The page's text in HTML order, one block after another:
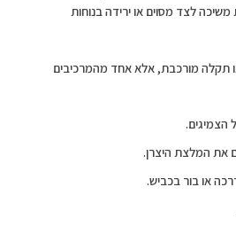
לצד מסוים או ירידה בנוחות
תקלה מורכבת, אלא אחד מהמרכיבים
הצמיגים.
את המלצת היצרן.
או בור בכביש.